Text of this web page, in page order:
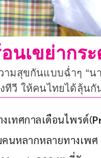
นเขย่ากระ
ามสุขกันแบบฉ่ำๆ “น
ทีวี ให้คนไทยได้ลุ้น
เทศกาลเดือนไพรด์(
นหลากหลายทางเพศ